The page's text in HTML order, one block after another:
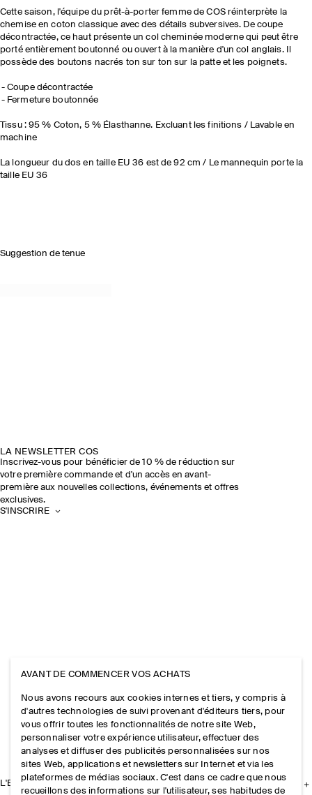
Cette saison, l'équipe du prêt-à-porter femme de COS réinterprète la
chemise en coton classique avec des détails subversives. De coupe
décontractée, ce haut présente un col cheminée moderne qui peut être
porté entièrement boutonné ou ouvert à la manière d'un col anglais. Il
possède des boutons nacrés ton sur ton sur la patte et les poignets.
Coupe décontractée
Fermeture boutonnée
Tissu : 95 % Coton, 5 % Élasthanne. Excluant les finitions / Lavable en
machine
La longueur du dos en taille EU 36 est de 92 cm / Le mannequin porte la
taille EU 36
Suggestion de tenue
LA NEWSLETTER COS
Inscrivez-vous pour bénéficier de 10 % de réduction sur
votre première commande et d'un accès en avant-
première aux nouvelles collections, événements et offres
exclusives.
S'INSCRIRE
L'ENTREPRISE
AVANT DE COMMENCER VOS ACHATS
Nous avons recours aux cookies internes et tiers, y compris à
d'autres technologies de suivi provenant d'éditeurs tiers, pour
vous offrir toutes les fonctionnalités de notre site Web,
personnaliser votre expérience utilisateur, effectuer des
analyses et diffuser des publicités personnalisées sur nos
sites Web, applications et newsletters sur Internet et via les
plateformes de médias sociaux. C'est dans ce cadre que nous
recueillons des informations sur l'utilisateur, ses habitudes de